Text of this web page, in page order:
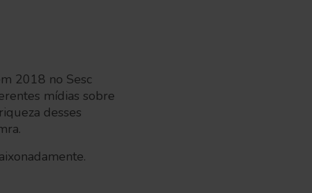
2018 no Sesc
mídias sobre
desses